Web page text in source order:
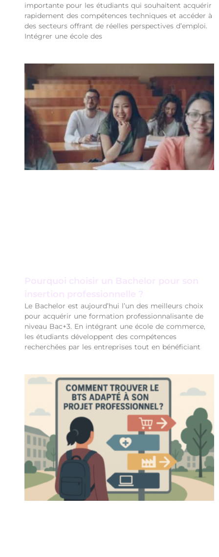
importante pour les étudiants qui souhaitent acquérir
rapidement des compétences techniques et accéder à
des secteurs offrant de réelles perspectives d’emploi.
Intégrer une école des
Pourquoi choisir un Bachelor pour son
insertion professionnelle ?
Le Bachelor est aujourd’hui l’un des meilleurs choix
pour acquérir une formation professionnalisante de
niveau Bac+3. En intégrant une école de commerce,
les étudiants développent des compétences
recherchées par les entreprises tout en bénéficiant